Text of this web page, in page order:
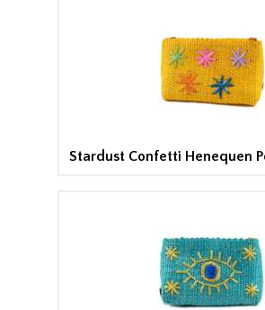
Stardust Confetti Henequen